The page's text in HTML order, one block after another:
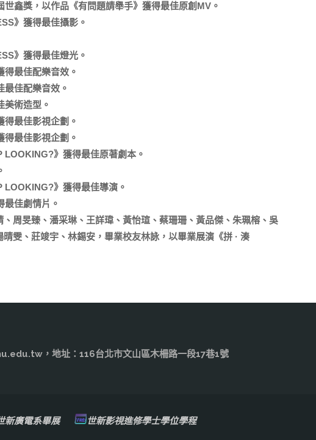
鑫獎，以作品《有問題請舉手》獲得最佳原創MV。
》獲得最佳攝影。
》獲得最佳燈光。
最佳配樂音效。
佳配樂音效。
美術造型。
最佳影視企劃。
最佳影視企劃。
》獲得最佳原著劇本。
LOOKING?》獲得最佳導演。
佳劇情片。
周旻臻、潘采琳、王詳瑋、黃怡瑄、蔡珊珊、黃品傑、朱珮榕、吳
雯、莊竣宇、林錫安，畢業校友林詠，以畢業展演《拼 · 湊
，地址：116台北市文山區木柵路一段17巷1號
新廣電系畢展 世新影視進修學士學位學程